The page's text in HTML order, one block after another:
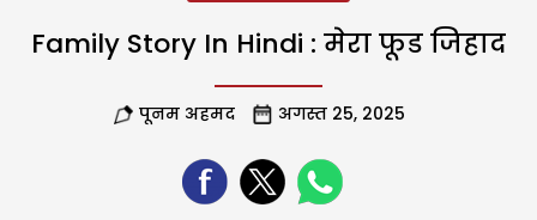
Family Story In Hindi : मेरा फूड जिहाद
पूनम अहमद अगस्त 25, 2025